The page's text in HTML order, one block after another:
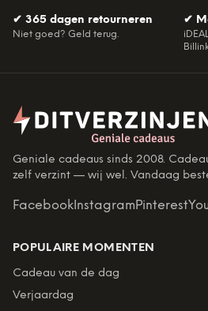
✔ 365 dagen retourneren
Niet goed? Geld terug.
✔
Geniale cadeaus sinds 2008.
zelf verzint — wij wel. Vandaag
Facebook InstagramPinterest
POPULAIRE MOMENTEN
Cadeau van de dag
Verjaardag